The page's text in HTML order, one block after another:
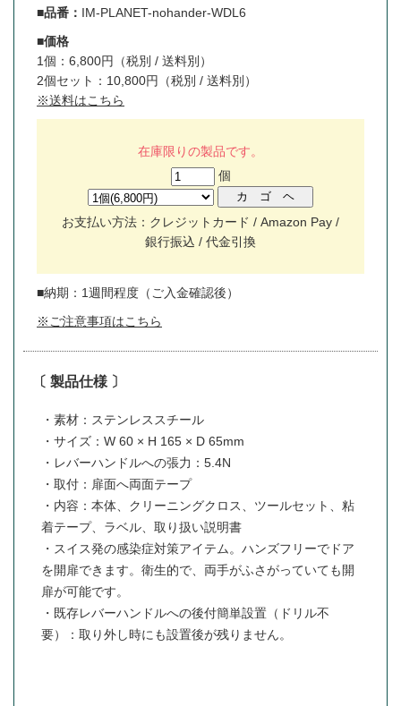
■品番： IM-PLANET-nohander-WDL6
■価格
1個：6,800円（税別 / 送料別）
2個セット：10,800円（税別 / 送料別）
※送料はこちら
在庫限りの製品です。
個
お支払い方法：クレジットカード / Amazon Pay /
銀行振込 / 代金引換
■納期：1週間程度（ご入金確認後）
※ご注意事項はこちら
〔 製品仕様 〕
・素材：ステンレススチール
・サイズ：W 60 × H 165 × D 65mm
・レバーハンドルへの張力：5.4N
・取付：扉面へ両面テープ
・内容：本体、クリーニングクロス、ツールセット、粘
着テープ、ラベル、取り扱い説明書
・スイス発の感染症対策アイテム。ハンズフリーでドア
を開扉できます。衛生的で、両手がふさがっていても開
扉が可能です。
・既存レバーハンドルへの後付簡単設置（ドリル不
要）：取り外し時にも設置後が残りません。